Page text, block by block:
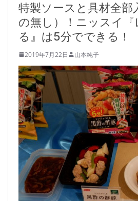
特製ソースと具材全部
の無し）！ニッスイ『
る』は5分でできる！
2019年7月22日 山本純子